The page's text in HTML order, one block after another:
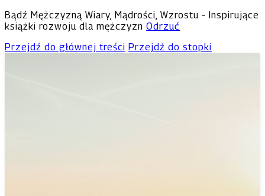
Bądź Mężczyzną Wiary, Mądrości, Wzrostu - Inspirujące
książki rozwoju dla mężczyzn Odrzuć
Przejdź do głównej treści Przejdź do stopki